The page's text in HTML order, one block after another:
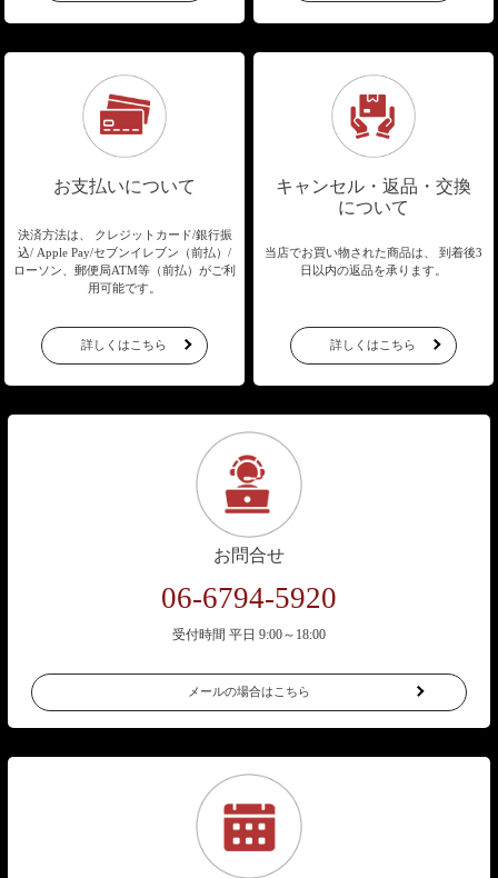
お支払いについて
決済方法は、 クレジットカード/銀行振
込/ Apple Pay/セブンイレブン（前払）/
ローソン、郵便局ATM等（前払）がご利
用可能です。
詳しくはこちら
キャンセル・返品・交換
について
当店でお買い物された商品は、
到着後3
日以内の返品を承ります。
詳しくはこちら
お問合せ
06-6794-5920
受付時間 平日 9:00～18:00
メールの場合はこちら